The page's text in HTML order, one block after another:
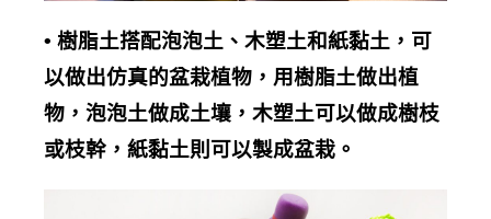
• 樹脂土搭配泡泡土、木塑土和紙黏土，可
以做出仿真的盆栽植物，用樹脂土做出植
物，泡泡土做成土壤，木塑土可以做成樹枝
或枝幹，紙黏土則可以製成盆栽。